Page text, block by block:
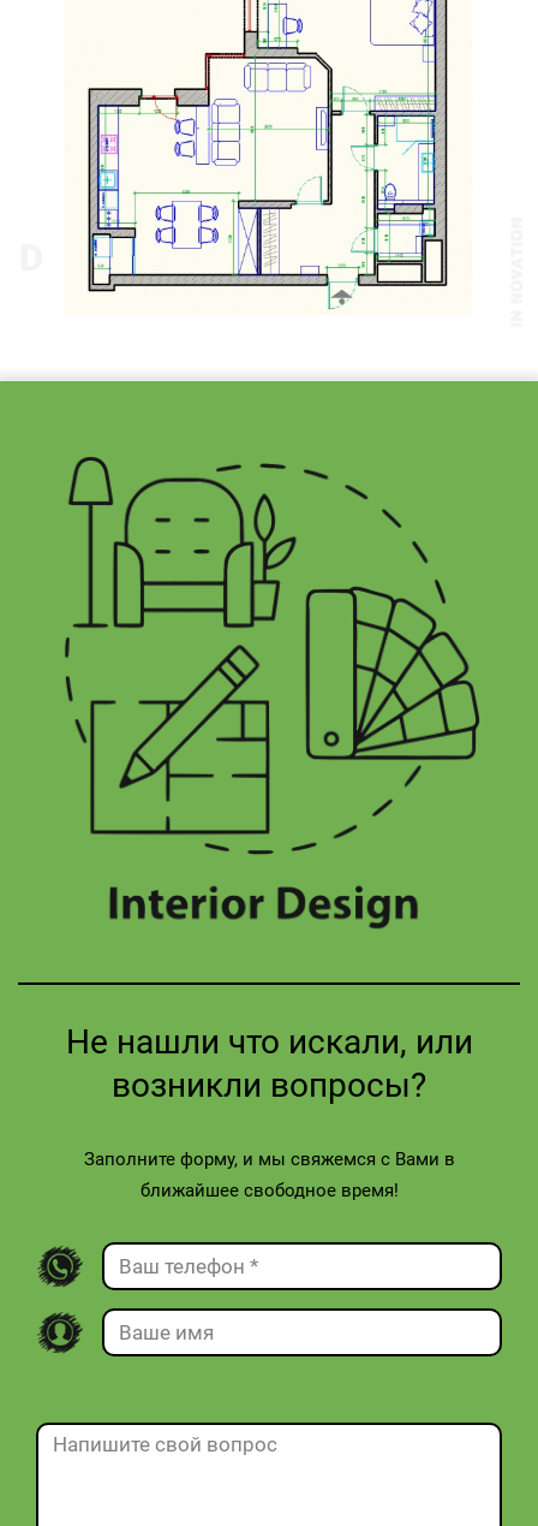
Не нашли что искали, или
возникли вопросы?
Заполните форму, и мы свяжемся с Вами в
ближайшее свободное время!